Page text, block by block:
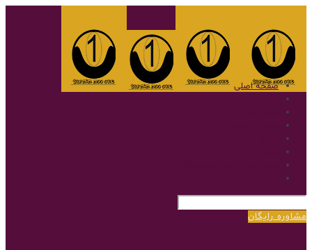
صفحه اصلی
مشاوره رایگان